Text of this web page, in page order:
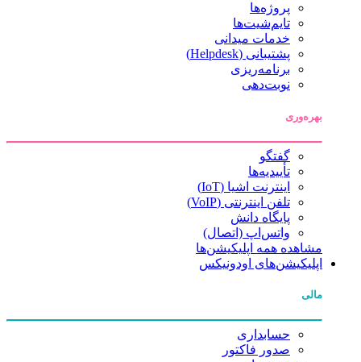
پروژه‌ها
تایم‌شیت‌ها
خدمات میدانی
پشتیبانی (Helpdesk)
برنامه‌ریزی
نوبت‌دهی
بهره‌وری
گفتگو
تأییدیه‌ها
اینترنت اشیا (IoT)
تلفن اینترنتی (VoIP)
پایگاه دانش
واتس‌اپ (اتصال)
مشاهده همه اپلیکیشن‌ها
اپلیکیشن‌های اودونیکس
مالی
حسابداری
صدور فاکتور